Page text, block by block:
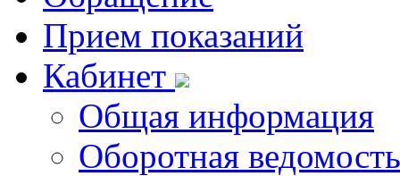
Прием показаний
Кабинет
Общая информация
Оборотная ведомость